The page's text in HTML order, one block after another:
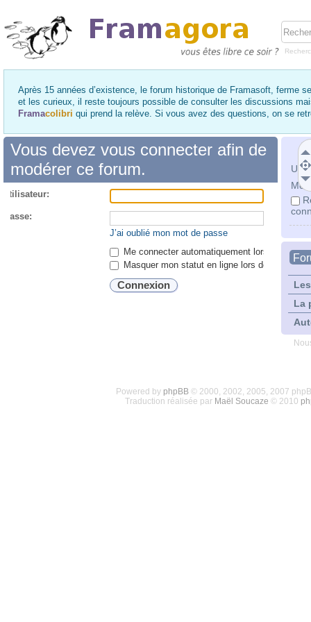
Après 15 années d’existence, le forum historique de Framasoft, ferme
et les curieux, il reste toujours possible de consulter les discussions
Framacolibri qui prend la relève. Si vous avez des questions, on se
Mot
La
Vous devez vous connecter afin de
modérer ce forum.
passe:
J’ai oublié mon mot de passe
Me connecter automatiquement lors de
Masquer mon statut en ligne lors de cette
Powered by phpBB© 2000, 2002, 2005, 2007
Traduction réalisée par Maël Soucaze © 2010